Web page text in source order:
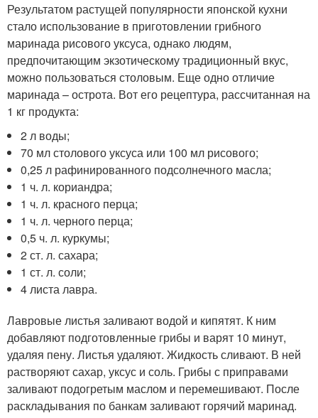
Результатом растущей популярности японской кухни
стало использование в приготовлении грибного
маринада рисового уксуса, однако людям,
предпочитающим экзотическому традиционный вкус,
можно пользоваться столовым. Еще одно отличие
маринада – острота. Вот его рецептура, рассчитанная на
1 кг продукта:
2 л воды;
70 мл столового уксуса или 100 мл рисового;
0,25 л рафинированного подсолнечного масла;
1 ч. л. кориандра;
1 ч. л. красного перца;
1 ч. л. черного перца;
0,5 ч. л. куркумы;
2 ст. л. сахара;
1 ст. л. соли;
4 листа лавра.
Лавровые листья заливают водой и кипятят. К ним
добавляют подготовленные грибы и варят 10 минут,
удаляя пену. Листья удаляют. Жидкость сливают. В ней
растворяют сахар, уксус и соль. Грибы с приправами
заливают подогретым маслом и перемешивают. После
раскладывания по банкам заливают горячий маринад.